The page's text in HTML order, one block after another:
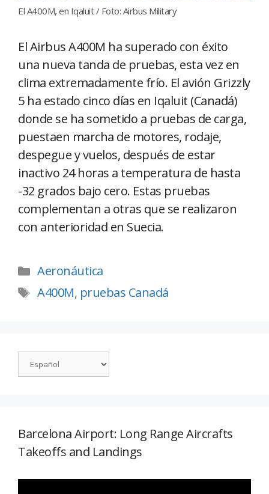
El A400M, en Iqaluit / Foto: Airbus Military
El Airbus A400M ha superado con éxito
una nueva tanda de pruebas, esta vez en
clima extremadamente frío. El avión Grizzly
5 ha estado cinco días en Iqaluit (Canadá)
donde se ha sometido a pruebas de carga,
puestaen marcha de motores, rodaje,
despegue y vuelos, después de estar
inactivo 24 horas a temperatura de hasta
-32 grados bajo cero. Estas pruebas
complementan a otras que se realizaron
con anterioridad en Suecia.
Aeronáutica
A400M, pruebas Canadá
Barcelona Airport: Long Range Aircrafts
Takeoffs and Landings